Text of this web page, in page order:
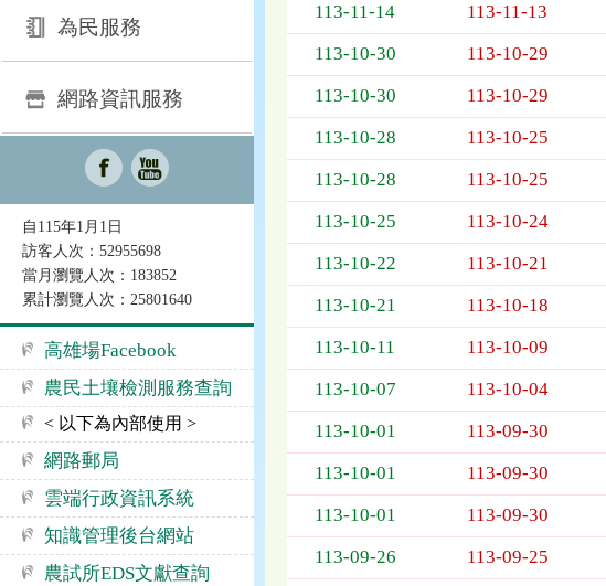
為民服務
網路資訊服務
自115年1月1日
訪客人次：52955698
當月瀏覽人次：183852
累計瀏覽人次：25801640
高雄場Facebook
農民土壤檢測服務查詢
< 以下為內部使用 >
網路郵局
雲端行政資訊系統
知識管理後台網站
農試所EDS文獻查詢
為：
期、
標
113-11-14 113-11-13
113-10-30 113-10-29
113-10-30 113-10-29
113-10-28 113-10-25
113-10-28 113-10-25
113-10-25 113-10-24
113-10-22 113-10-21
113-10-21 113-10-18
113-10-11 113-10-09
113-10-07 113-10-04
113-10-01 113-09-30
113-10-01 113-09-30
113-10-01 113-09-30
113-09-26 113-09-25